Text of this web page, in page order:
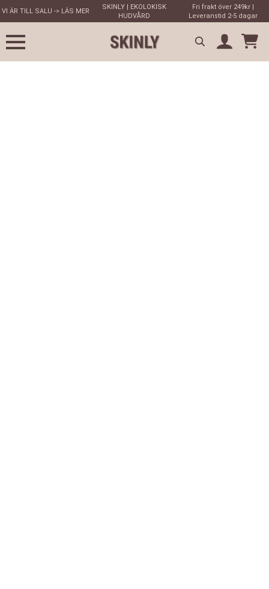
VI ÄR TILL SALU -> LÄS MER
SKINLY | EKOLOKISK
HUDVÅRD
Fri frakt över 249kr |
Leveranstid 2-5 dagar
Search